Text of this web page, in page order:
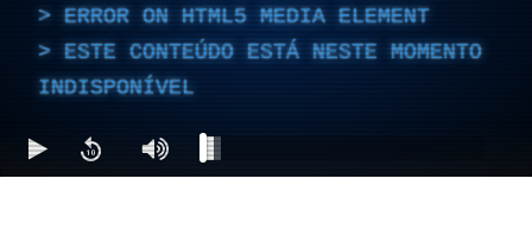
ERROR ON HTML5 MEDIA ELEMENT
ESTE CONTEÚDO ESTÁ NESTE MOMENTO
INDISPONÍVEL